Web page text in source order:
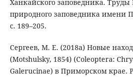
Ханкайского заповедника. Труды
природного заповедника имени
с. 189–205.
Сергеев, М. Е. (2018a) Новые
(Motshulsky, 1854) (Coleoptera:
Galerucinae) в Приморском крае.